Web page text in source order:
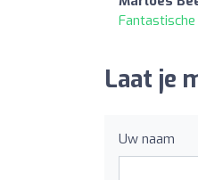
Laat je
Uw naam